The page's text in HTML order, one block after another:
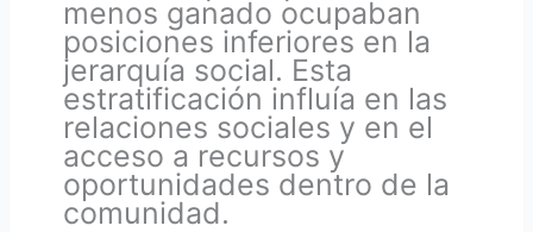
menos ganado ocupaban
posiciones inferiores en la
jerarquía social. Esta
estratificación influía en las
relaciones sociales y en el
acceso a recursos y
oportunidades dentro de la
comunidad.